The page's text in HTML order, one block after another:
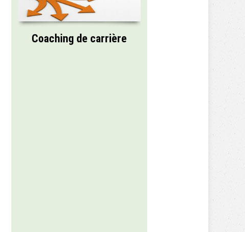
Coaching de carrière